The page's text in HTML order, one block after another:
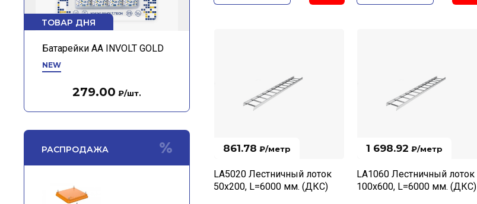
ТОВАР ДНЯ
Батарейки АА INVOLT GOLD
NEW
279.00 ₽/шт.
РАСПРОДАЖА 861.78 ₽/метр
LA5020 Лестничный лоток
50х200, L=6000 мм. (ДКС)
1 698.92 ₽/метр
LA1060 Лестничный лоток
100х600, L=6000 мм. (ДКС)